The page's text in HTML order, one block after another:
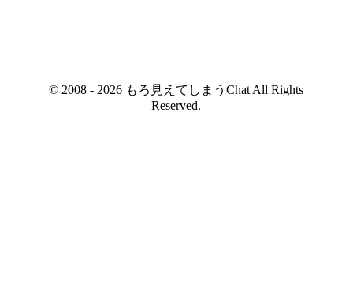
© 2008 - 2026 もろ見えてしまうChat All Rights
Reserved.